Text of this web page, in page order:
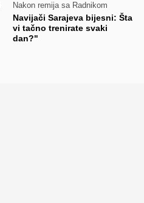
Nakon remija sa Radnikom
Navijači Sarajeva bijesni: Šta
vi tačno trenirate svaki
dan?"